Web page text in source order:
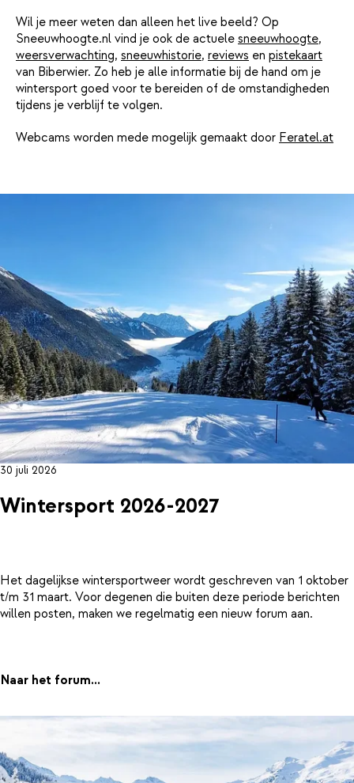
Wil je meer weten dan alleen het live beeld? Op
Sneeuwhoogte.nl vind je ook de actuele sneeuwhoogte,
weersverwachting, sneeuwhistorie, reviews en pistekaart
van Biberwier. Zo heb je alle informatie bij de hand om je
wintersport goed voor te bereiden of de omstandigheden
tijdens je verblijf te volgen.
Webcams worden mede mogelijk gemaakt door Feratel.at
30 juli 2026
Wintersport 2026-2027
Het dagelijkse wintersportweer wordt geschreven van 1 oktober
t/m 31 maart. Voor degenen die buiten deze periode berichten
willen posten, maken we regelmatig een nieuw forum aan.
Naar het forum...